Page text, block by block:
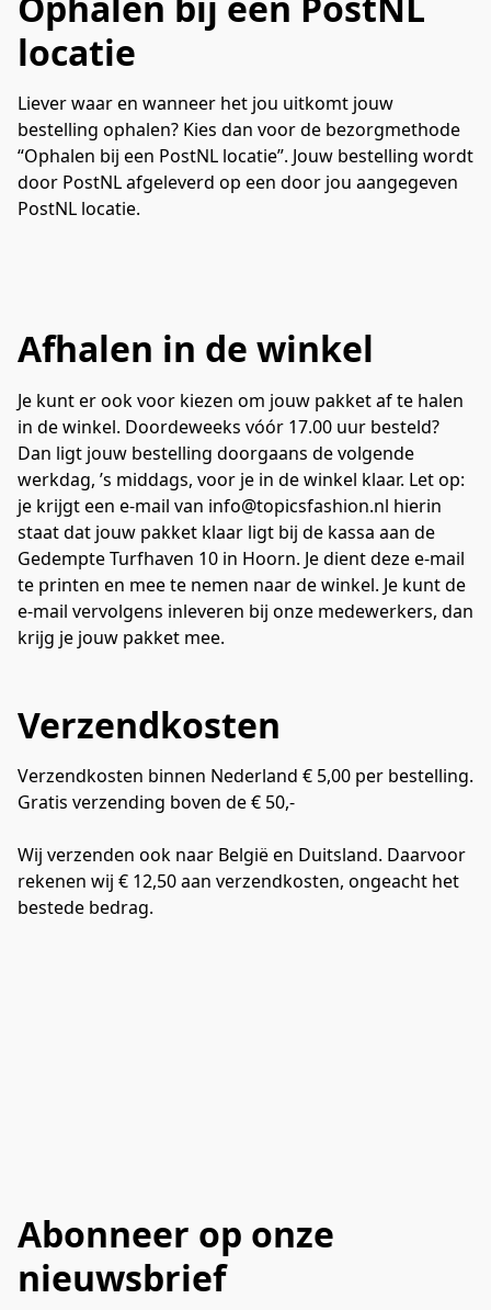
locatie
Liever waar en wanneer het jou uitkomt jouw
bestelling ophalen? Kies dan voor de bezorgmethode
“Ophalen bij een PostNL locatie”. Jouw bestelling wordt
door PostNL afgeleverd op een door jou aangegeven
PostNL locatie.
Afhalen in de winkel
Je kunt er ook voor kiezen om jouw pakket af te halen
in de winkel. Doordeweeks vóór 17.00 uur besteld?
Dan ligt jouw bestelling doorgaans de volgende
werkdag, ’s middags, voor je in de winkel klaar. Let op:
je krijgt een e-mail van info@topicsfashion.nl hierin
staat dat jouw pakket klaar ligt bij de kassa aan de
Gedempte Turfhaven 10 in Hoorn. Je dient deze e-mail
te printen en mee te nemen naar de winkel. Je kunt de
e-mail vervolgens inleveren bij onze medewerkers, dan
krijg je jouw pakket mee.
Verzendkosten
Verzendkosten binnen Nederland € 5,00 per bestelling.
Gratis verzending boven de € 50,-
Wij verzenden ook naar België en Duitsland. Daarvoor
rekenen wij € 12,50 aan verzendkosten, ongeacht het
bestede bedrag.
Abonneer op onze
nieuwsbrief